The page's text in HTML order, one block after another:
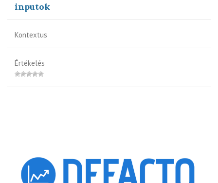
inputok
Kontextus
Értékelés